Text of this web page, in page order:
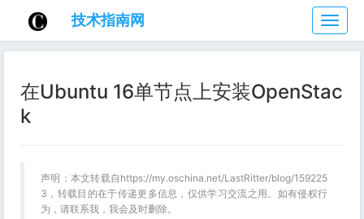
技
术
指
网
技术指南网
在Ubuntu 16单节点上安装OpenStac
k
声明：本文转载自https://my.oschina.net/LastRitter/blog/159225
3，转载目的在于传递更多信息，仅供学习交流之用。如有侵权行
为，请联系我，我会及时删除。